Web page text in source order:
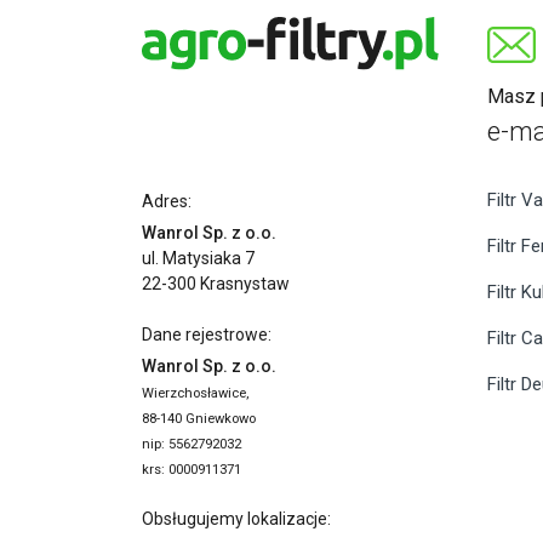
Masz
e-
Adres:
Wanrol Sp. z o.o.
ul. Matysiaka 7
22-300 Krasnystaw
Dane rejestrowe:
Wanrol Sp. z o.o.
Wierzchosławice,
88-140 Gniewkowo
nip: 5562792032
krs: 0000911371
Obsługujemy lokalizacje:
Filtr
Filtr
Filtr
Filtr
Filtr